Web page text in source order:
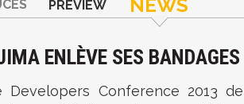
PREVIEW NEWS
ENLÈVE SES BANDAGES
Developers Conference 2013 de